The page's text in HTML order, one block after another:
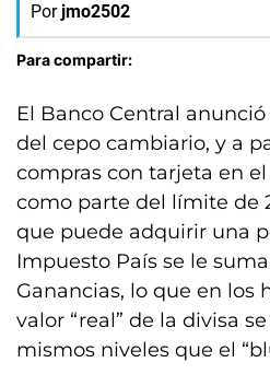
Por jmo2502
Para compartir:
El Banco Central
del cepo cambiario, y a
compras con tarjeta en
como parte del límite de
que puede adquirir una
Impuesto País se le
Ganancias, lo que en los
valor “real” de la divisa
mismos niveles que el